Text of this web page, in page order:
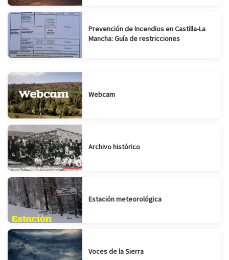
Prevención de Incendios en Castilla-La
Mancha: Guía de restricciones
Webcam
Archivo histórico
Estación meteorológica
Voces de la Sierra